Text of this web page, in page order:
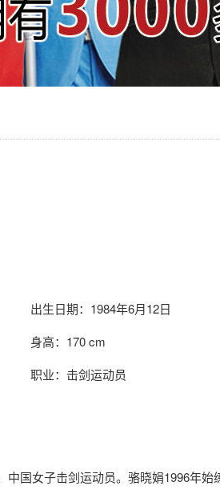
出生日期：1984年6月12日
身高：170 cm
职业：击剑运动员
中国女子击剑运动员。骆晓娟1996年始